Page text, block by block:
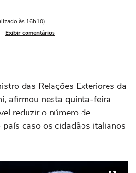
às 16h10)
Exibir comentários
das Relações Exteriores da
afirmou nesta quinta-feira
reduzir o número de
caso os cidadãos italianos